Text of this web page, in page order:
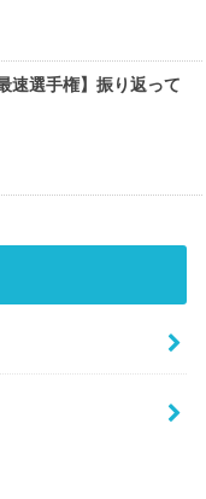
速選手権】振り返って